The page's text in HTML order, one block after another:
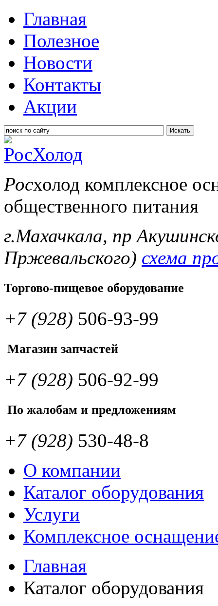
Главная
Полезное
Новости
Контакты
Акции
Искать
Росхолод комплексное
общественного питания
г.Махачкала, пр
Пржевальского) схема
Торгово-пищевое оборудование
+7 (928) 506-93-99
Магазин запчастей
+7 (928) 506-92-99
По жалобам и предложениям
+7 (928) 530-48-8
О компании
Каталог оборудования
Услуги
Комплексное
Главная
Каталог оборудования